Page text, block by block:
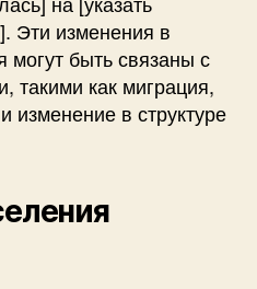
Эти изменения в
могут быть связаны с
такими как миграция,
изменение в структуре